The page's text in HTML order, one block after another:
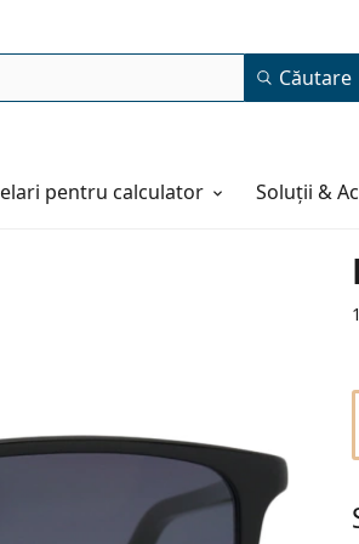
Căutare
pentru calculator Soluții &